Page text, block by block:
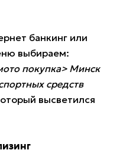
банкинг или
выбираем:
покупка> Минск
средств
высветился